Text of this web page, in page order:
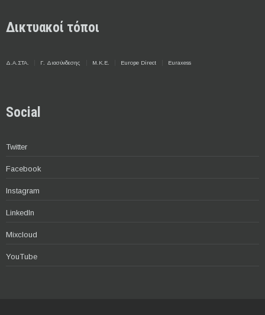
Δικτυακοί τόποι
Δ.Α.ΣΤΑ. Γ. Διασύνδεσης Μ.Κ.Ε. Europe Direct Euraxess
Social
Twitter
Facebook
Instagram
LinkedIn
Mixcloud
YouTube